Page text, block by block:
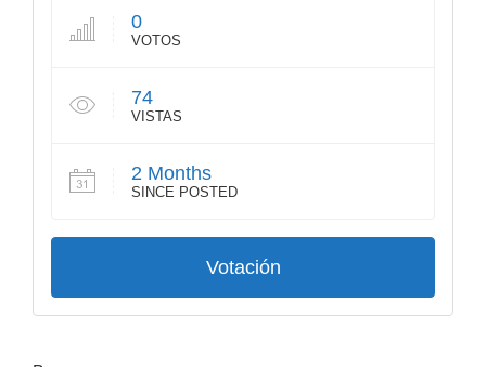
0
VOTOS
74
VISTAS
2 Months
SINCE POSTED
Votación